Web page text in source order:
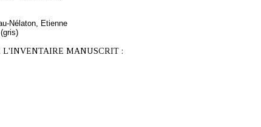
Nélaton, Etienne
L'INVENTAIRE MANUSCRIT :